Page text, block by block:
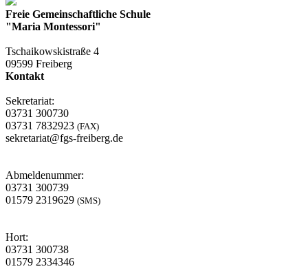
Freie Gemeinschaftliche Schule
"Maria Montessori"
Tschaikowskistraße 4
09599 Freiberg
Kontakt
Sekretariat:
03731 300730
03731 7832923 (FAX)
sekretariat@fgs-freiberg.de
Abmeldenummer:
03731 300739
01579 2319629 (SMS)
Hort:
03731 300738
01579 2334346